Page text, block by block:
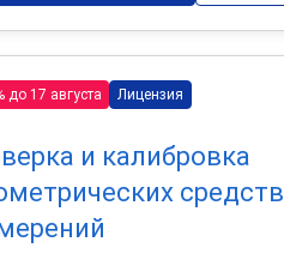
до 17 августа Лицензия
и калибровка
средств